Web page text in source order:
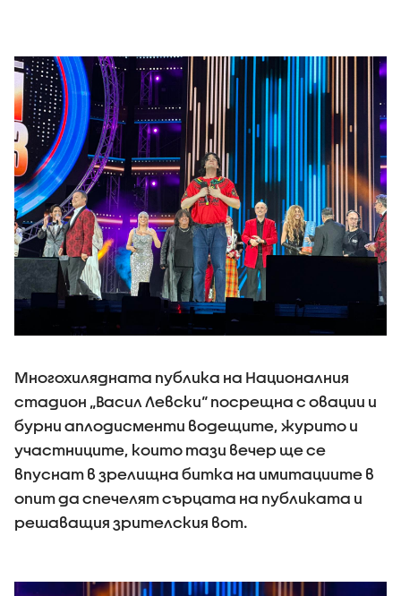
Многохилядната публика на Националния
стадион „Васил Левски“ посрещна с овации и
бурни аплодисменти водещите, журито и
участниците, които тази вечер ще се
впуснат в зрелищна битка на имитациите в
опит да спечелят сърцата на публиката и
решаващия зрителския вот.